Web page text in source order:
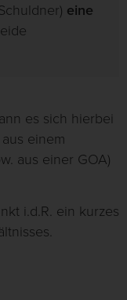
eine
es sich hierbei
aus einem
aus einer GOA)
i.d.R. ein kurzes